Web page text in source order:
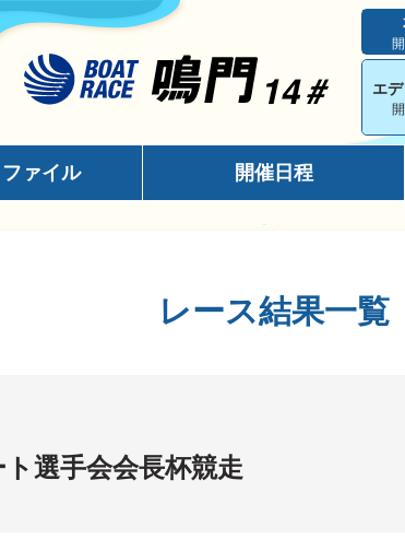
エ
ァイル 開催日程
レース結果一覧
選手会会長杯競走